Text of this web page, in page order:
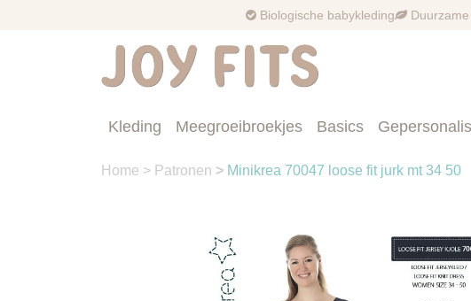
Biologische babykleding
Kleding Meegroeibroekjes Basics
Home > Patronen > Minikrea 70047 loose fit jurk mt 34 50